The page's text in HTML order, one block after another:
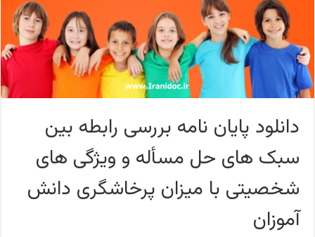
دانلود پایان نامه بررسی رابطه بین
سبک های حل مسأله و ویژگی های
شخصیتی با میزان پرخاشگری دانش
آموزان